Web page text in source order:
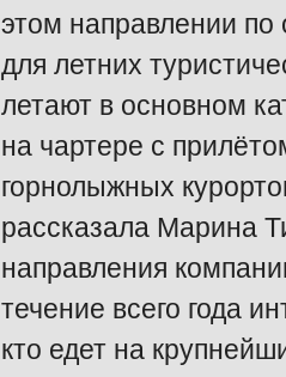
этом направлении
для летних
летают в основном
на чартере с
горнолыжных
рассказала Марина
направления
течение всего года
кто едет на